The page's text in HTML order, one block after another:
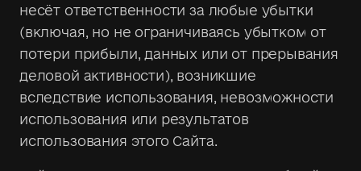
несёт ответственности за любые убытки
(включая, но не ограничиваясь убытком от
потери прибыли, данных или от прерывания
деловой активности), возникшие
вследствие использования, невозможности
использования или результатов
использования этого Сайта.